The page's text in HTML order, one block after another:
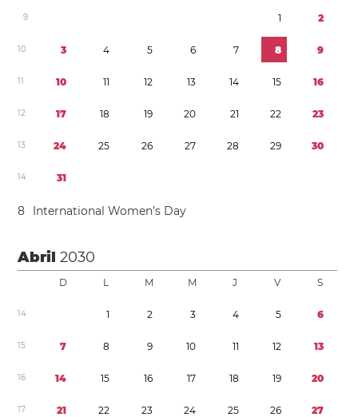
9 1 2
10 3 4 5 6 7 8 9
11 10 11 12 13 14 15 16
12 17 18 19 20 21 22 23
13 24 25 26 27 28 29 30
14 31
8 International Women’s Day
Abril2030
D L M M J V S
14 1 2 3 4 5 6
15 7 8 9 10 11 12 13
16 14 15 16 17 18 19 20
17 21 22 23 24 25 26 27